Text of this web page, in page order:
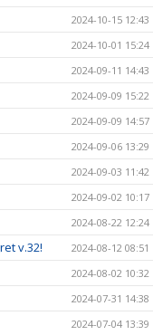
2024-10-15 12:43
2024-10-01 15:24
2024-09-11 14:43
2024-09-09 15:22
2024-09-09 14:57
2024-09-06 13:29
2024-09-03 11:42
2024-09-02 10:17
2024-08-22 12:24
v.32! 2024-08-12 08:51
2024-08-02 10:32
2024-07-31 14:38
2024-07-04 13:39